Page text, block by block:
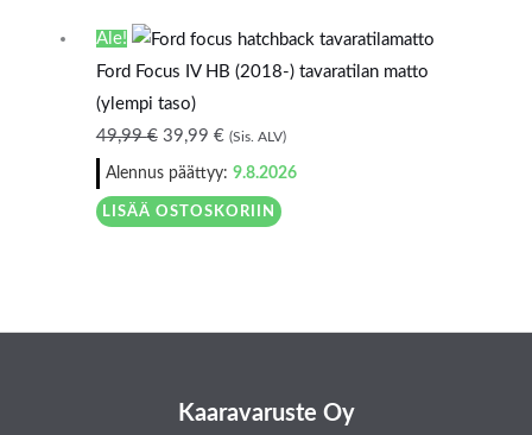
Ale!
Ford Focus IV HB (2018-) tavaratilan matto
(ylempi taso)
49,99€
hinta
oli:
49,99 €.
39,99 €
hinta
on:
(Sis. ALV)
Alennus päättyy: 9.8.2026
LISÄÄ OSTOSKORIIN
Kaaravaruste Oy